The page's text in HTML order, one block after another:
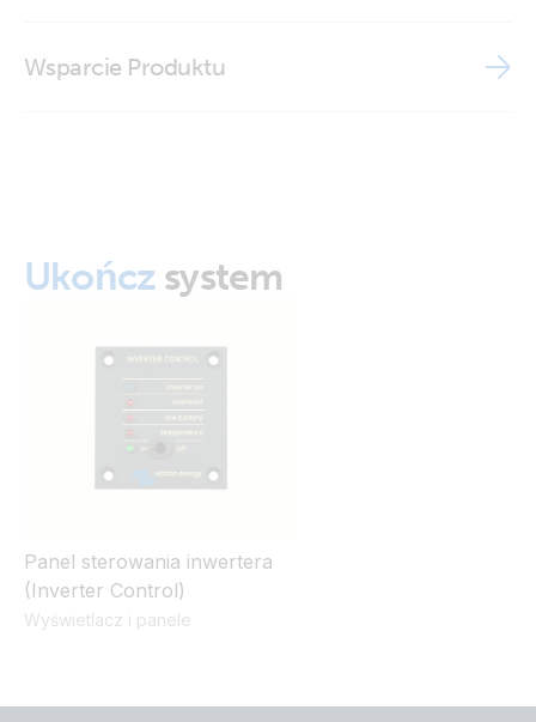
Wsparcie Produktu
Ukończ system
Panel sterowania inwertera
(Inverter Control)
Wyświetlacz i panele